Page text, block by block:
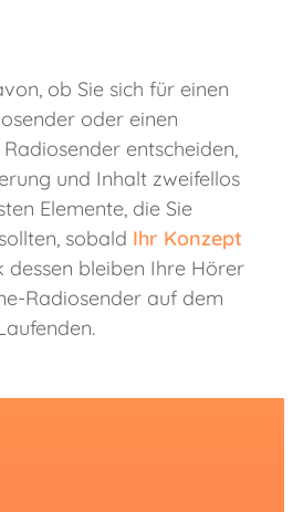
ob Sie sich für einen
oder einen
entscheiden,
und Inhalt zweifellos
Elemente, die Sie
sobald Ihr Konzept
dessen bleiben Ihre Hörer
Radiosender auf dem